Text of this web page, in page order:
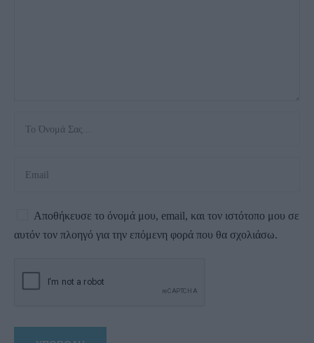
Αποθήκευσε το όνομά μου, email, και τον ιστότοπο μου σε
αυτόν τον πλοηγό για την επόμενη φορά που θα σχολιάσω.